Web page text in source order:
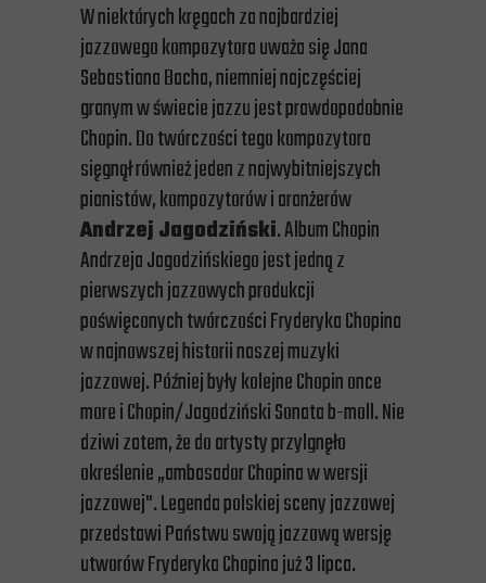
W niektórych kręgach za najbardziej
jazzowego kompozytora uważa się Jana
Sebastiana Bacha, niemniej najczęściej
granym w świecie jazzu jest prawdopodobnie
Chopin. Do twórczości tego kompozytora
sięgnął również jeden z najwybitniejszych
pianistów, kompozytorów i aranżerów
Andrzej Jagodziński. Album Chopin
Andrzeja Jagodzińskiego jest jedną z
pierwszych jazzowych produkcji
poświęconych twórczości Fryderyka Chopina
w najnowszej historii naszej muzyki
jazzowej. Później były kolejne Chopin once
more i Chopin/Jagodziński Sonata b-moll. Nie
dziwi zatem, że do artysty przylgnęło
określenie „ambasador Chopina w wersji
jazzowej". Legenda polskiej sceny jazzowej
przedstawi Państwu swoją jazzową wersję
utworów Fryderyka Chopina już 3 lipca.